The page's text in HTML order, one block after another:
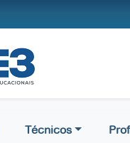
Técnicos